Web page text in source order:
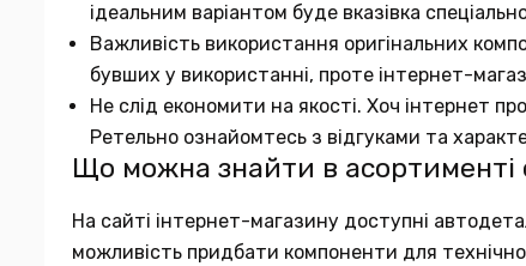
ідеальним варіантом буде вказівка
Важливість використання оригінальних
бувших у використанні, проте інтернет-
Не слід економити на якості. Хоч інтернет
Ретельно ознайомтесь з відгуками та
Що можна знайти в асортименті
На сайті інтернет-магазину доступні
можливість придбати компоненти для